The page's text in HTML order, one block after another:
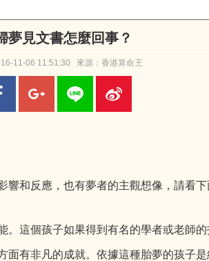
夢見文書怎麼回事？
11-06 11:51:30 來源：香港算命王
響和反應，也有夢者的主觀想像，請看下
個孩子如果得到有名的學者或老師
非凡的成就。依據這種胎夢的孩子